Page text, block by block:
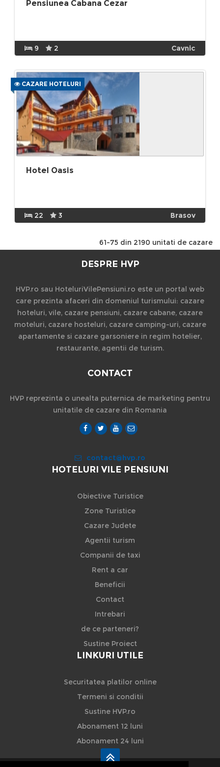
Pensiunea Cabana Cezar
9 2 Cavnic
CAZARE HOTELURI
Hotel Oasis
22 3 Brasov
61-75 din 2190 unitati de cazare
DESPRE HVP
HVP.ro sau HoteluriVilePensiuni.ro este un portal web
care prezinta afaceri din domeniul turismului: cazare
hoteluri, vile, cazare pensiuni, cazare cabane, cazare
moteluri, cazare hosteluri, cazare camping-uri, cazare
apartamente si cazare garsoniere in regim hotelier,
restaurante, agentii de turism.
CONTACT
HVP reprezinta o unealta puternica de marketing pentru
unitatile de cazare din Romania
contact@hvp.ro
HOTELURI VILE PENSIUNI
Obiective Turistice
Zone Turistice
Cazare Judete
Agentii turism
Companii de taxi
Rent a car
Beneficii
Contact
Intrebari
de ce parteneri?
Sustine Proiect
LINKURI UTILE
Securitatea platilor online
Termeni si conditii
Sustine HVP.ro
Abonament 12 luni
Abonament 24 luni